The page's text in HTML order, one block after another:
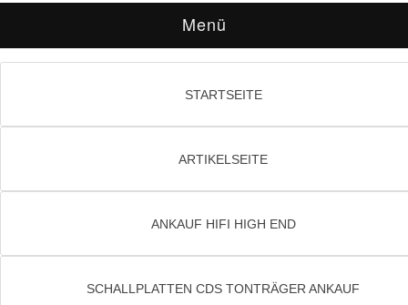
Menü
STARTSEITE
ARTIKELSEITE
ANKAUF HIFI HIGH END
SCHALLPLATTEN CDS TONTRÄGER ANKAUF